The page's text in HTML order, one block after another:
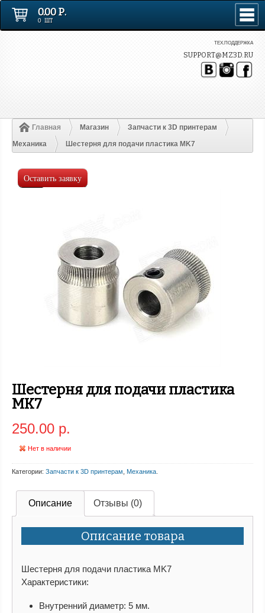
ТЕХ.ПОДДЕРЖКА
SUPPORT@MZ3D.RU
0.00 Р.
0 ШТ
Главная Магазин
Запчасти к 3D принтерам
Механика
Шестерня для подачи пластика MK7
Оставить заявку
Шестерня для подачи пластика
MK7
250.00 р.
Нет в наличии
Категории: Запчасти к 3D принтерам Механика
Описание Отзывы (0)
Описание товара
Шестерня для подачи пластика MK7
Характеристики:
Внутренний диаметр: 5 мм.